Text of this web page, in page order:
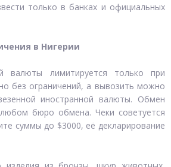
только в банках и официальных
в Нигерии
валюты лимитируется только при
без ограничений, а вывозить можно
иностранной валюты. Обмен
бюро обмена. Чеки советуется
суммы до $3000, её декларирование